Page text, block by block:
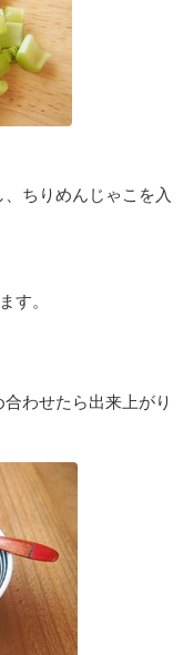
ちりめんじゃこを入
す。
わせたら出来上がり